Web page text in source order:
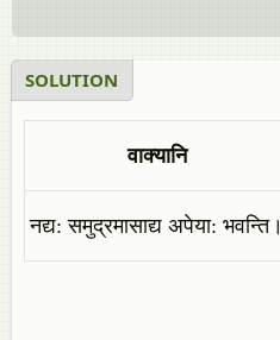
SOLUTION
वाक्यानि
नद्य: समुद्रमासाद्य अपेया: भवन्ति।